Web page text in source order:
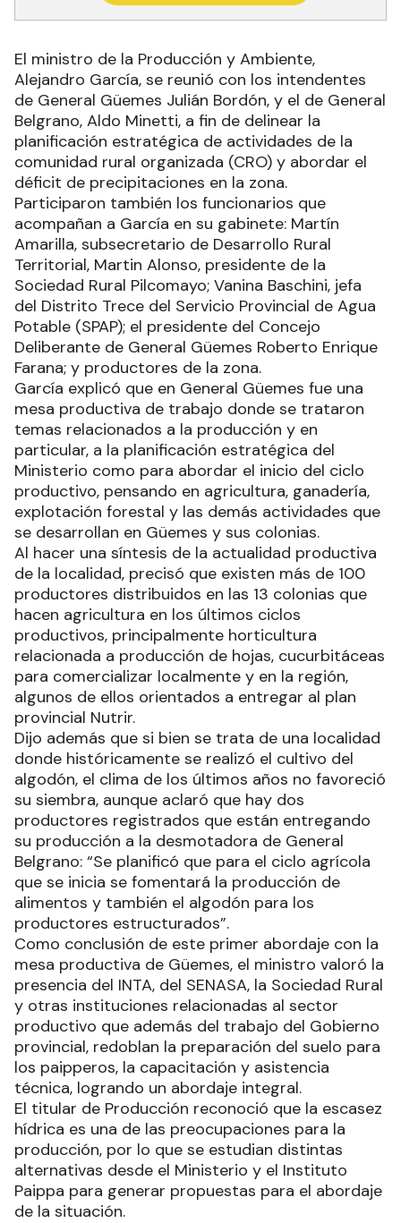
El ministro de la Producción y Ambiente,
Alejandro García, se reunió con los intendentes
de General Güemes Julián Bordón, y el de General
Belgrano, Aldo Minetti, a fin de delinear la
planificación estratégica de actividades de la
comunidad rural organizada (CRO) y abordar el
déficit de precipitaciones en la zona.
Participaron también los funcionarios que
acompañan a García en su gabinete: Martín
Amarilla, subsecretario de Desarrollo Rural
Territorial, Martin Alonso, presidente de la
Sociedad Rural Pilcomayo; Vanina Baschini, jefa
del Distrito Trece del Servicio Provincial de Agua
Potable (SPAP); el presidente del Concejo
Deliberante de General Güemes Roberto Enrique
Farana; y productores de la zona.
García explicó que en General Güemes fue una
mesa productiva de trabajo donde se trataron
temas relacionados a la producción y en
particular, a la planificación estratégica del
Ministerio como para abordar el inicio del ciclo
productivo, pensando en agricultura, ganadería,
explotación forestal y las demás actividades que
se desarrollan en Güemes y sus colonias.
Al hacer una síntesis de la actualidad productiva
de la localidad, precisó que existen más de 100
productores distribuidos en las 13 colonias que
hacen agricultura en los últimos ciclos
productivos, principalmente horticultura
relacionada a producción de hojas, cucurbitáceas
para comercializar localmente y en la región,
algunos de ellos orientados a entregar al plan
provincial Nutrir.
Dijo además que si bien se trata de una localidad
donde históricamente se realizó el cultivo del
algodón, el clima de los últimos años no favoreció
su siembra, aunque aclaró que hay dos
productores registrados que están entregando
su producción a la desmotadora de General
Belgrano: “Se planificó que para el ciclo agrícola
que se inicia se fomentará la producción de
alimentos y también el algodón para los
productores estructurados”.
Como conclusión de este primer abordaje con la
mesa productiva de Güemes, el ministro valoró la
presencia del INTA, del SENASA, la Sociedad Rural
y otras instituciones relacionadas al sector
productivo que además del trabajo del Gobierno
provincial, redoblan la preparación del suelo para
los paipperos, la capacitación y asistencia
técnica, logrando un abordaje integral.
El titular de Producción reconoció que la escasez
hídrica es una de las preocupaciones para la
producción, por lo que se estudian distintas
alternativas desde el Ministerio y el Instituto
Paippa para generar propuestas para el abordaje
de la situación.